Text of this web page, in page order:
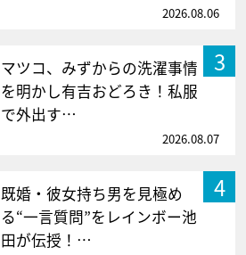
2026.08.06
3
マツコ、みずからの洗濯事情
を明かし有吉おどろき！私服
で外出す…
2026.08.07
4
既婚・彼女持ち男を見極め
る“一言質問”をレインボー池
田が伝授！…